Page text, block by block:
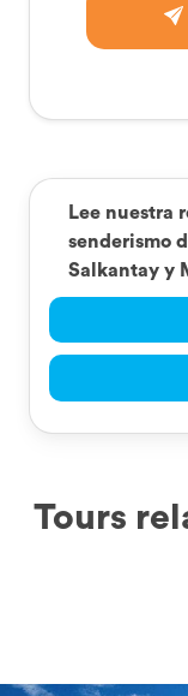
Lee nuestra
senderismo
Salkantay y
Tours